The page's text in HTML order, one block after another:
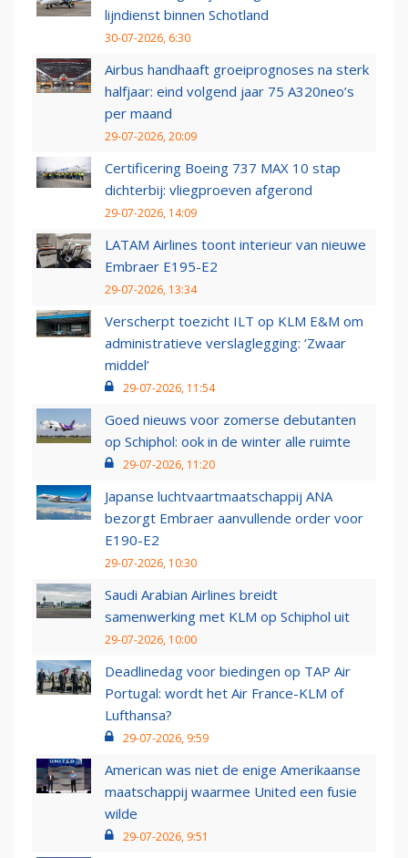
lijndienst binnen Schotland
30-07-2026, 6:30
Airbus handhaaft groeiprognoses na sterk
halfjaar: eind volgend jaar 75 A320neo’s
per maand
29-07-2026, 20:09
Certificering Boeing 737 MAX 10 stap
dichterbij: vliegproeven afgerond
29-07-2026, 14:09
LATAM Airlines toont interieur van nieuwe
Embraer E195-E2
29-07-2026, 13:34
Verscherpt toezicht ILT op KLM E&M om
administratieve verslaglegging: ‘Zwaar
middel’
29-07-2026, 11:54
Goed nieuws voor zomerse debutanten
op Schiphol: ook in de winter alle ruimte
29-07-2026, 11:20
Japanse luchtvaartmaatschappij ANA
bezorgt Embraer aanvullende order voor
E190-E2
29-07-2026, 10:30
Saudi Arabian Airlines breidt
samenwerking met KLM op Schiphol uit
29-07-2026, 10:00
Deadlinedag voor biedingen op TAP Air
Portugal: wordt het Air France-KLM of
Lufthansa?
29-07-2026, 9:59
American was niet de enige Amerikaanse
maatschappij waarmee United een fusie
wilde
29-07-2026, 9:51